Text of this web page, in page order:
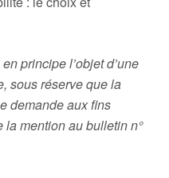
principe l’objet d’une
sous réserve que la
demande aux fins
la mention au bulletin n°